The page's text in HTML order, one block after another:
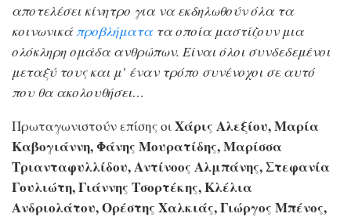
αποτελέσει κίνητρο για να εκδηλωθούν όλα τα
κοινωνικά προβλήματα τα οποία μαστίζουν μια
ολόκληρη ομάδα ανθρώπων. Είναι όλοι συνδεδεμένοι
μεταξύ τους και μ’ έναν τρόπο συνένοχοι σε αυτό
που θα ακολουθήσει…
Πρωταγωνιστούν επίσης οιΧάρις Αλεξίου, Μαρία
Καβογιάννη, Φάνης Μουρατίδης, Μαρίσσα
Τριανταφυλλίδου, Αντίνοος Αλμπάνης, Στεφανία
Γουλιώτη, Γιάννης Τσορτέκης, Κλέλια
Ανδριολάτου, Ορέστης Χαλκιάς, Γιώργος Μπένος,